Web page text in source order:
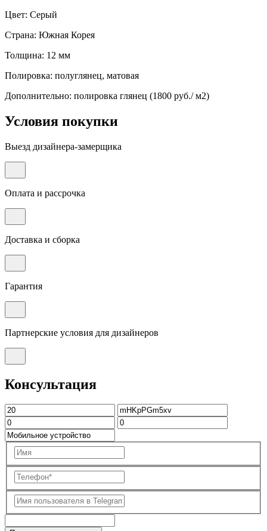
Цвет: Серый
Страна: Южная Корея
Толщина: 12 мм
Полировка: полуглянец, матовая
Дополнительно: полировка глянец (1800 руб./ м2)
Условия покупки
Выезд дизайнера-замерщика
Оплата и рассрочка
Доставка и сборка
Гарантия
Партнерские условия для дизайнеров
Консультация